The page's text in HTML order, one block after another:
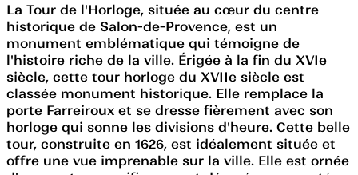
La Tour de l'Horloge, située au cœur du centre
historique de Salon-de-Provence, est un
monument emblématique qui témoigne de
l'histoire riche de la ville. Érigée à la fin du XVIe
siècle, cette tour horloge du XVIIe siècle est
classée monument historique. Elle remplace la
porte Farreiroux et se dresse fièrement avec son
horloge qui sonne les divisions d'heure. Cette belle
tour, construite en 1626, est idéalement située et
offre une vue imprenable sur la ville. Elle est ornée